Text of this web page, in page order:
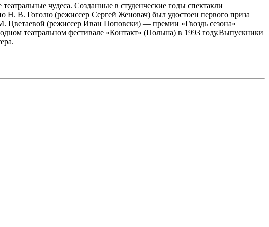
чудеса. Созданные в студенческие годы спектакли
Н. В. Гоголю (режиссер Сергей Женовач) был удостоен первого приза
Цветаевой (режиссер Иван Поповски) — премии «Гвоздь сезона»
театральном фестивале «Контакт» (Польша) в 1993 году.Выпускники